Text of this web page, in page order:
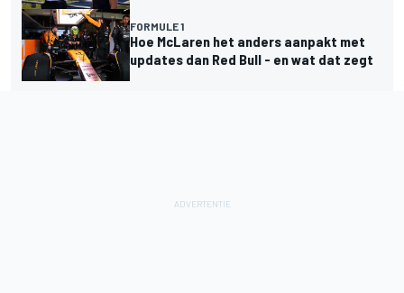
FORMULE 1
Hoe McLaren het anders aanpakt met
updates dan Red Bull - en wat dat zegt